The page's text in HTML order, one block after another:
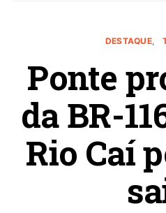
DESTAQUE
Ponte
da BR-
Rio Caí